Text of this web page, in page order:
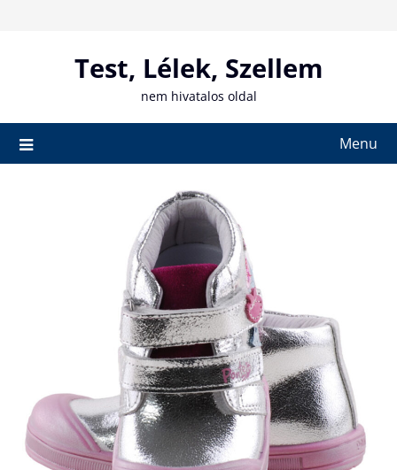
Test, Lélek, Szellem
nem hivatalos oldal
Menu